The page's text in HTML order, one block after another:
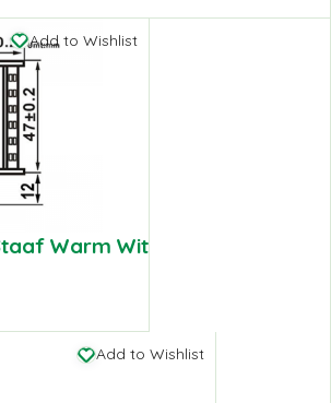
Add to Wishlist
Warm Wit
Add to Wishlist